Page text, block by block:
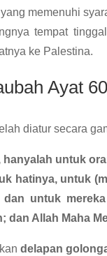
memenuhi
tempat
ke Palestina.
Ayat
diatur secara
hanyalah untuk
hatinya, untuk
untuk
dan Allah Maha
delapan